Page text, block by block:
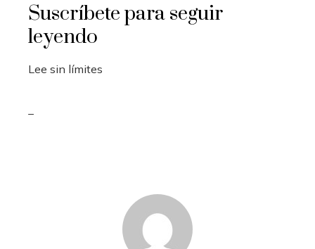
Suscríbete para seguir
leyendo
Lee sin límites